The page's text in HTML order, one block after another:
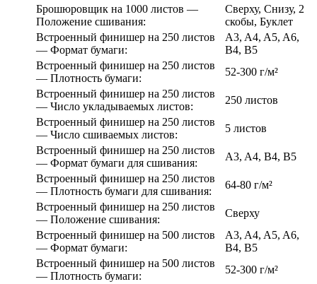
Брошюровщик на 1000 листов —
Положение сшивания:
Сверху, Снизу, 2
скобы, Буклет
Встроенный финишер на 250 листов
— Формат бумаги:
A3, A4, A5, A6,
B4, B5
Встроенный финишер на 250 листов
— Плотность бумаги:
52-300 г/м²
Встроенный финишер на 250 листов
— Число укладываемых листов:
250 листов
Встроенный финишер на 250 листов
— Число сшиваемых листов:
5 листов
Встроенный финишер на 250 листов
— Формат бумаги для сшивания:
A3, A4, B4, B5
Встроенный финишер на 250 листов
— Плотность бумаги для сшивания:
64-80 г/м²
Встроенный финишер на 250 листов
— Положение сшивания:
Сверху
Встроенный финишер на 500 листов
— Формат бумаги:
A3, A4, A5, A6,
B4, B5
Встроенный финишер на 500 листов
— Плотность бумаги:
52-300 г/м²